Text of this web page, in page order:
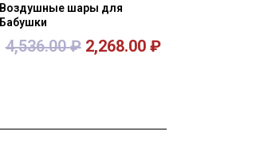
Воздушные шары для
Бабушки
4,536.00₽ 2,268.00 ₽